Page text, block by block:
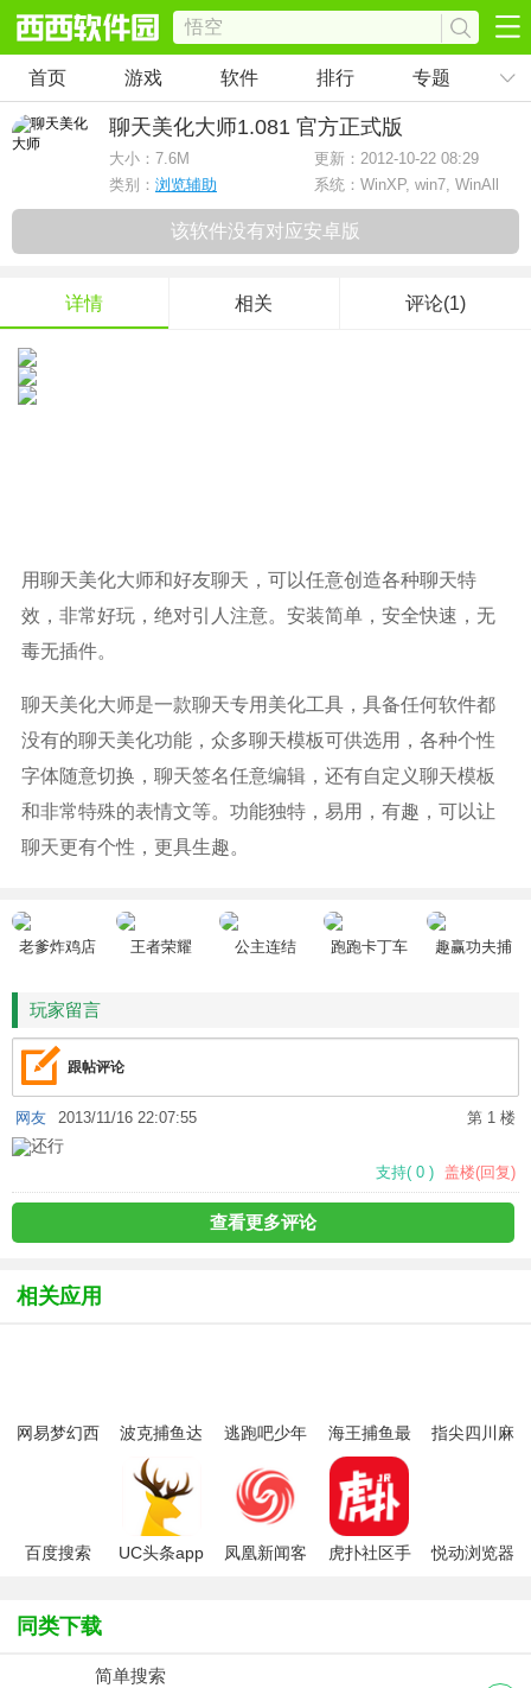
首页 游戏 软件 排行 专题
聊天美化大师1.081 官方正式版
大小： 7.6M
更新：2012-10-22 08:29
类别： 浏览辅助 系统：WinXP, win7, WinAll
该软件没有对应安卓版
详情 相关 评论(1)
用聊天美化大师和好友聊天，可以任意创造各种聊天特
效，非常好玩，绝对引人注意。安装简单，安全快速，无
毒无插件。
聊天美化大师是一款聊天专用美化工具，具备任何软件都
没有的聊天美化功能，众多聊天模板可供选用，各种个性
字体随意切换，聊天签名任意编辑，还有自定义聊天模板
和非常特殊的表情文等。功能独特，易用，有趣，可以让
聊天更有个性，更具生趣。
老爹炸鸡店
王者荣耀 公主连结 跑跑卡丁车
趣赢功夫捕
玩家留言
跟帖评论
第 1 楼
网友 2013/11/16 22:07:55
还行
支持( 0 ) 盖楼(回复)
查看更多评论
相关应用
网易梦幻西
波克捕鱼达
人千炮版
2022微信版
本
逃跑吧少年
版
海王捕鱼最
新版官方正
版
指尖四川麻
百度搜索 UC头条app
凤凰新闻客
虎扑社区手
悦动浏览器
同类下载
简单搜索